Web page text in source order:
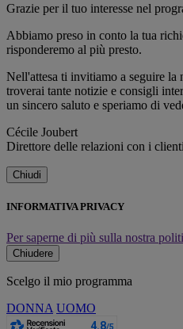
Grazie per il tuo interesse nel
Abbiamo preso in conto la tua
risponderemo al più presto.
Nell'attesa ti invitiamo a seguire la
troverai tante notizie e consigli
un sincero saluto e speriamo di
Cécile Joubert
Direttore delle relazioni con i clienti
Chiudi
INFORMATIVA PRIVACY
Per saperne di più sulla nostra
Chiudere
Scelgo il mio programma
DONNA UOMO